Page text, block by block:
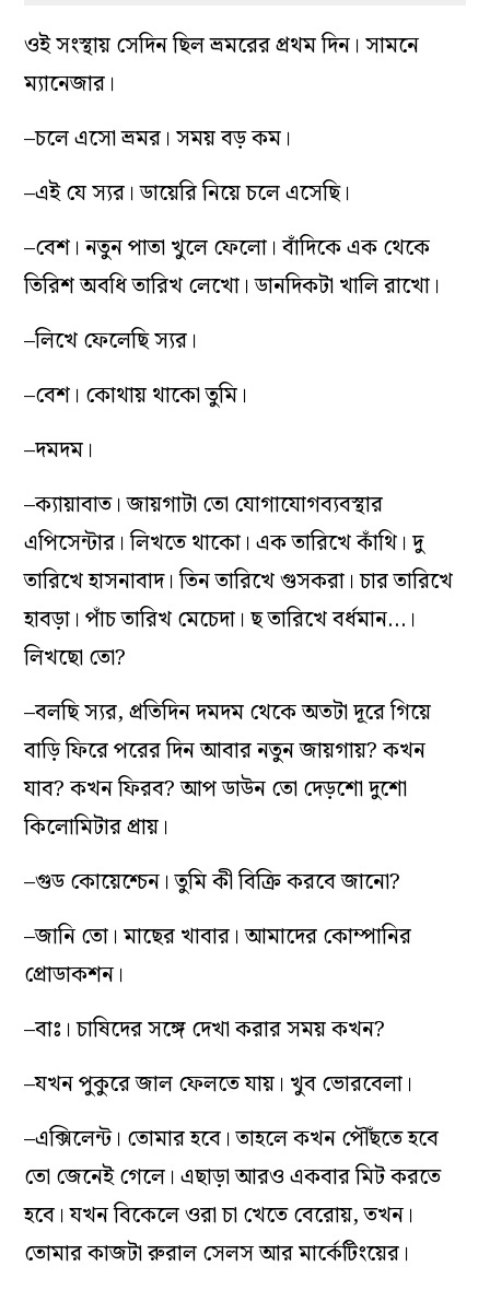
ওই সংস্থায় সেদিন ছিল ভ্রমরের প্রথম দিন। সামনে
ম্যানেজার।
–চলে এসো ভ্রমর। সময় বড় কম।
–এই যে স্যর। ডায়েরি নিয়ে চলে এসেছি।
–বেশ। নতুন পাতা খুলে ফেলো। বাঁদিকে এক থেকে
তিরিশ অবধি তারিখ লেখো। ডানদিকটা খালি রাখো।
–লিখে ফেলেছি স্যর।
–বেশ। কোথায় থাকো তুমি।
–দমদম।
–ক্যায়াবাত। জায়গাটা তো যোগাযোগব্যবস্থার
এপিসেন্টার। লিখতে থাকো। এক তারিখে কাঁথি। দু
তারিখে হাসনাবাদ। তিন তারিখে গুসকরা। চার তারিখে
হাবড়া। পাঁচ তারিখ মেচেদা। ছ তারিখে বর্ধমান…।
লিখছো তো?
–বলছি স্যর, প্রতিদিন দমদম থেকে অতটা দূরে গিয়ে
বাড়ি ফিরে পরের দিন আবার নতুন জায়গায়? কখন
যাব? কখন ফিরব? আপ ডাউন তো দেড়শো দুশো
কিলোমিটার প্রায়।
–গুড কোয়েশ্চেন। তুমি কী বিক্রি করবে জানো?
–জানি তো। মাছের খাবার। আমাদের কোম্পানির
প্রোডাকশন।
–বাঃ। চাষিদের সঙ্গে দেখা করার সময় কখন?
–যখন পুকুরে জাল ফেলতে যায়। খুব ভোরবেলা।
–এক্সিলেন্ট। তোমার হবে। তাহলে কখন পৌঁছতে হবে
তো জেনেই গেলে। এছাড়া আরও একবার মিট করতে
হবে। যখন বিকেলে ওরা চা খেতে বেরোয়, তখন।
তোমার কাজটা রুরাল সেলস আর মার্কেটিংয়ের।